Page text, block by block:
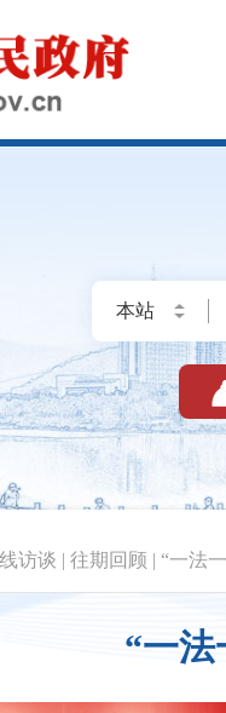
访谈 | 往期回顾 | “一法
“一